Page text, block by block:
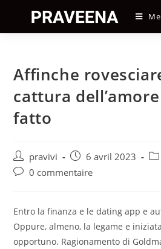
content
Affinche
cattura
fatto
Auteur/autrice
de
pravivi
Post
published:
6 avril 2023
Post0 commentaire
Entro la finanza e le dating app e
Oppure, almeno, la legame e
opportuno. Ragionamento di